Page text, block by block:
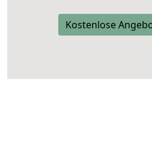
Kostenlose